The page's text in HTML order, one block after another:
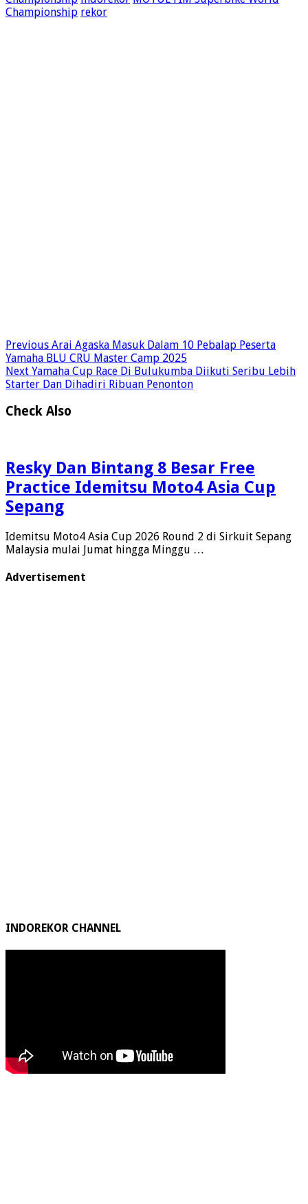
Championship rekor
Previous Arai Agaska Masuk Dalam 10 Pebalap Peserta
Yamaha BLU CRU Master Camp 2025
Next Yamaha Cup Race Di Bulukumba Diikuti Seribu Lebih
Starter Dan Dihadiri Ribuan Penonton
Check Also
Resky Dan Bintang 8 Besar Free
Practice Idemitsu Moto4 Asia Cup
Sepang
Idemitsu Moto4 Asia Cup 2026 Round 2 di Sirkuit Sepang
Malaysia mulai Jumat hingga Minggu …
Advertisement
INDOREKOR CHANNEL